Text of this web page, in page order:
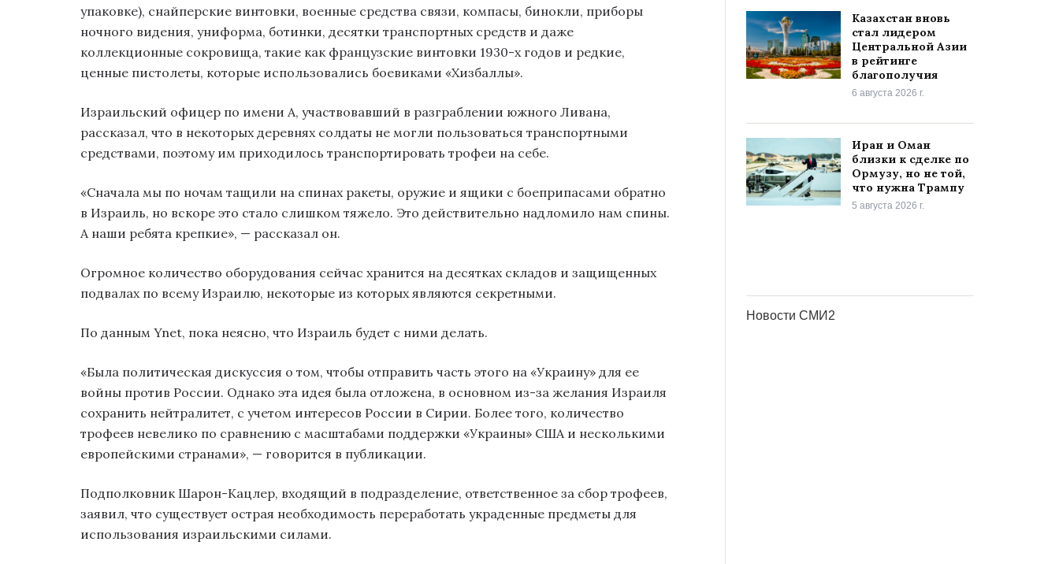
упаковке), снайперские винтовки, военные средства связи, компасы, бинокли, приборы
ночного видения, униформа, ботинки, десятки транспортных средств и даже
коллекционные сокровища, такие как французские винтовки 1930-х годов и редкие,
ценные пистолеты, которые использовались боевиками «Хизбаллы».
Израильский офицер по имени А, участвовавший в разграблении южного Ливана,
рассказал, что в некоторых деревнях солдаты не могли пользоваться транспортными
средствами, поэтому им приходилось транспортировать трофеи на себе.
«Сначала мы по ночам тащили на спинах ракеты, оружие и ящики с боеприпасами обратно
в Израиль, но вскоре это стало слишком тяжело. Это действительно надломило нам спины.
А наши ребята крепкие», — рассказал он.
Огромное количество оборудования сейчас хранится на десятках складов и защищенных
подвалах по всему Израилю, некоторые из которых являются секретными.
По данным Ynet, пока неясно, что Израиль будет с ними делать.
«Была политическая дискуссия о том, чтобы отправить часть этого на «Украину» для ее
войны против России. Однако эта идея была отложена, в основном из-за желания Израиля
сохранить нейтралитет, с учетом интересов России в Сирии. Более того, количество
трофеев невелико по сравнению с масштабами поддержки «Украины» США и несколькими
европейскими странами», — говорится в публикации.
Подполковник Шарон-Кацлер, входящий в подразделение, ответственное за сбор трофеев,
заявил, что существует острая необходимость переработать украденные предметы для
использования израильскими силами.
Казахстан вновь
стал лидером
Центральной Азии
в рейтинге
благополучия
6 августа 2026 г.
Иран и Оман
близки к сделке по
Ормузу, но не той,
что нужна Трампу
5 августа 2026 г.